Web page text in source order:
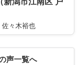
佐々木裕也
声一覧へ